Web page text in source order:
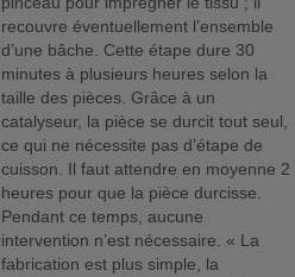
recouvre éventuellement l’ensemble
d’une bâche. Cette étape dure 30
minutes à plusieurs heures selon la
taille des pièces. Grâce à un
catalyseur, la pièce se durcit tout seul,
ce qui ne nécessite pas d’étape de
cuisson. Il faut attendre en moyenne 2
heures pour que la pièce durcisse.
Pendant ce temps, aucune
intervention n’est nécessaire. « La
fabrication est plus simple, la